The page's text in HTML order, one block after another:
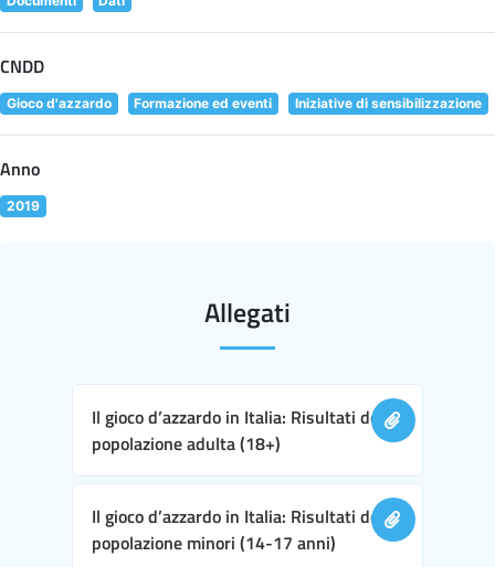
CNDD
Gioco d'azzardo Formazione ed eventi Iniziative di sensibilizzazione
Anno
2019
Allegati
Il gioco d’azzardo in Italia: Risultati della
popolazione adulta (18+)
Il gioco d’azzardo in Italia: Risultati della
popolazione minori (14-17 anni)